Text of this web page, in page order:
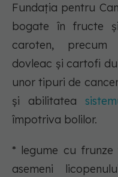
Fundația pentru
bogate în fructe
caroten, precum
dovleac și cartofi
unor tipuri de
și abilitatea
împotriva bolilor.
* legume cu
asemeni